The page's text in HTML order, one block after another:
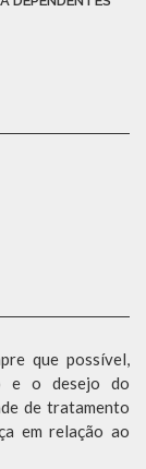
que possível,
e o desejo do
de tratamento
em relação ao